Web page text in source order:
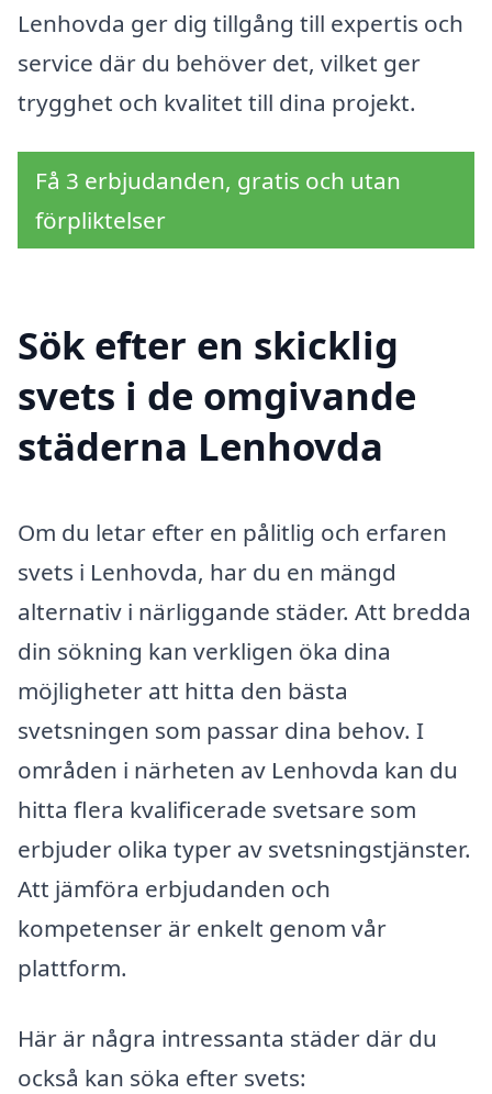
Lenhovda ger dig tillgång till expertis och
service där du behöver det, vilket ger
trygghet och kvalitet till dina projekt.
Få 3 erbjudanden, gratis och utan
förpliktelser
Sök efter en skicklig
svets i de omgivande
städerna Lenhovda
Om du letar efter en pålitlig och erfaren
svets i Lenhovda, har du en mängd
alternativ i närliggande städer. Att bredda
din sökning kan verkligen öka dina
möjligheter att hitta den bästa
svetsningen som passar dina behov. I
områden i närheten av Lenhovda kan du
hitta flera kvalificerade svetsare som
erbjuder olika typer av svetsningstjänster.
Att jämföra erbjudanden och
kompetenser är enkelt genom vår
plattform.
Här är några intressanta städer där du
också kan söka efter svets: